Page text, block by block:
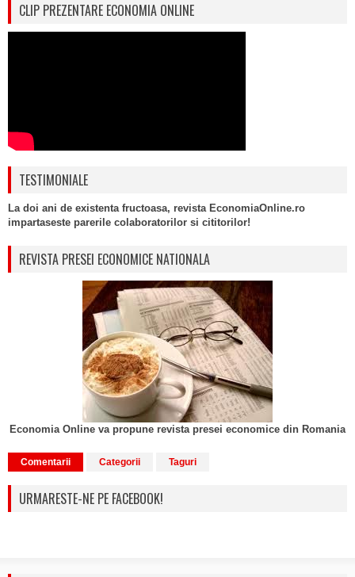
CLIP PREZENTARE ECONOMIA ONLINE
TESTIMONIALE
La doi ani de existenta fructoasa, revista EconomiaOnline.ro
impartaseste parerile colaboratorilor si cititorilor!
REVISTA PRESEI ECONOMICE NATIONALA
Economia Online va propune revista presei economice din Romania
Comentarii Categorii Taguri
URMARESTE-NE PE FACEBOOK!